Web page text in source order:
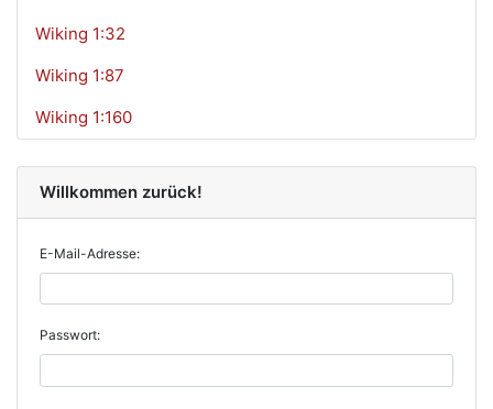
Wiking 1:32
Wiking 1:87
Wiking 1:160
Willkommen zurück!
E-Mail-Adresse:
Passwort: